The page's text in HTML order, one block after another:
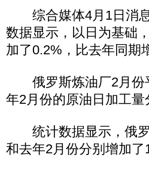
综合媒体4月1日消息
数据显示，以日为基础
加了0.2%，比去年同期
俄罗斯炼油厂2月份
年2月份的原油日加工
统计数据显示，俄罗
和去年2月份分别增加了